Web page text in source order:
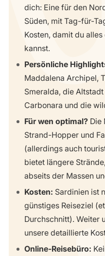
dich: Eine für den
Süden, mit Tag-für-
Kosten, damit du
kannst.
Persönliche
Maddalena Archipel,
Smeralda, die
Carbonara und die
Für wen optimal? Die
Strand-Hopper und
(allerdings auch
bietet längere
abseits der Massen
Kosten: Sardinien ist
günstiges Reiseziel
Durchschnitt). Weiter
unsere detaillierte
Online-Reisebüro: